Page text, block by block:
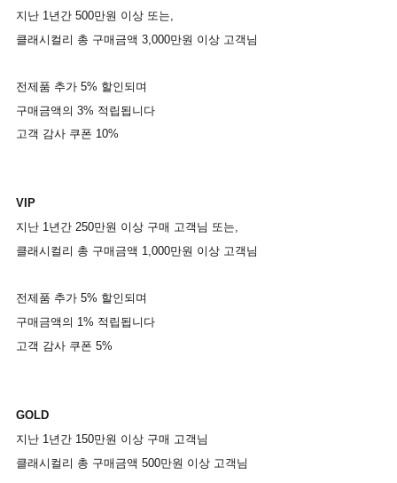
지난 1년간 500만원 이상 또는,
클래시컬리 총 구매금액 3,000만원 이상 고객님
전제품 추가 5% 할인되며
구매금액의 3% 적립됩니다
고객 감사 쿠폰 10%
VIP
지난 1년간 250만원 이상 구매 고객님 또는,
클래시컬리 총 구매금액 1,000만원 이상 고객님
전제품 추가 5% 할인되며
구매금액의 1% 적립됩니다
고객 감사 쿠폰 5%
GOLD
지난 1년간 150만원 이상 구매 고객님
클래시컬리 총 구매금액 500만원 이상 고객님